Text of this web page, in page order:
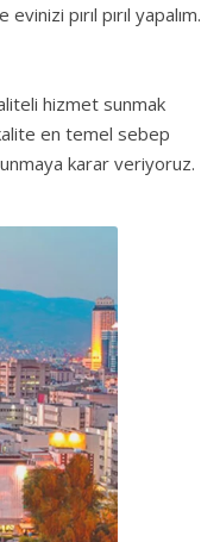
pırıl pırıl yapalım.
hizmet sunmak
en temel sebep
karar veriyoruz.